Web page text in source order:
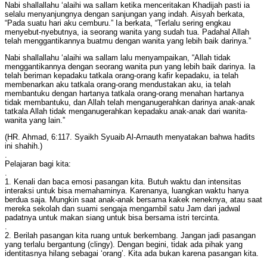
Nabi shallallahu ‘alaihi wa sallam ketika menceritakan Khadijah pasti ia
selalu menyanjungnya dengan sanjungan yang indah. Aisyah berkata,
“Pada suatu hari aku cemburu.” Ia berkata, “Terlalu sering engkau
menyebut-nyebutnya, ia seorang wanita yang sudah tua. Padahal Allah
telah menggantikannya buatmu dengan wanita yang lebih baik darinya.”
Nabi shallallahu ‘alaihi wa sallam lalu menyampaikan, “Allah tidak
menggantikannya dengan seorang wanita pun yang lebih baik darinya. Ia
telah beriman kepadaku tatkala orang-orang kafir kepadaku, ia telah
membenarkan aku tatkala orang-orang mendustakan aku, ia telah
membantuku dengan hartanya tatkala orang-orang menahan hartanya
tidak membantuku, dan Allah telah menganugerahkan darinya anak-anak
tatkala Allah tidak menganugerahkan kepadaku anak-anak dari wanita-
wanita yang lain.”
(HR. Ahmad, 6:117. Syaikh Syuaib Al-Arnauth menyatakan bahwa hadits
ini shahih.)
.
Pelajaran bagi kita:
.
1. Kenali dan baca emosi pasangan kita. Butuh waktu dan intensitas
interaksi untuk bisa memahaminya. Karenanya, luangkan waktu hanya
berdua saja. Mungkin saat anak-anak bersama kakek neneknya, atau saat
mereka sekolah dan suami sengaja mengambil satu Jam dari jadwal
padatnya untuk makan siang untuk bisa bersama istri tercinta.
.
2. Berilah pasangan kita ruang untuk berkembang. Jangan jadi pasangan
yang terlalu bergantung (clingy). Dengan begini, tidak ada pihak yang
identitasnya hilang sebagai ‘orang’. Kita ada bukan karena pasangan kita.